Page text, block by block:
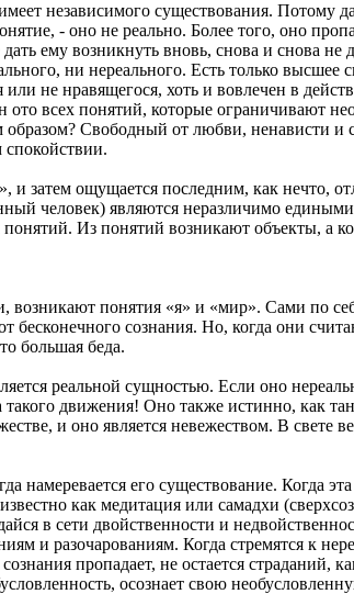
независимого существования. Потому
- оно не реально. Более того, оно
ему возникнуть вновь, снова и снова не
ни нереального. Есть только высшее
или не нравящегося, хоть и вовлечен в
ото всех понятий, которые ограничивают
Свободный от любви, ненависти и
и затем ощущается последним, как нечто,
человек) являются неразличимо
Из понятий возникают объекты, а
возникают понятия «я» и «мир». Сами по
бесконечного сознания. Но, когда они
большая беда.
реальной сущностью. Если оно
движения! Оно также истинно, как
и оно является невежеством. В свете
намеревается его существование. Когда
как медитация или самадхи
в сети двойственности и
и разочарованиям. Когда стремятся к
пропадает, не остается страданий,
осознает свою